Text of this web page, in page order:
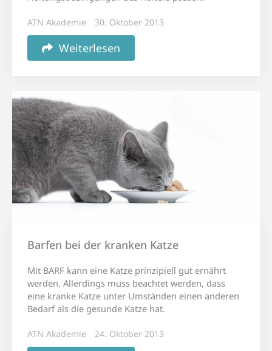
ATN Akademie 30. Oktober 2013
Weiterlesen
Barfen bei der kranken Katze
Mit BARF kann eine Katze prinzipiell gut ernährt
werden. Allerdings muss beachtet werden, dass
eine kranke Katze unter Umständen einen anderen
Bedarf als die gesunde Katze hat.
ATN Akademie 24. Oktober 2013